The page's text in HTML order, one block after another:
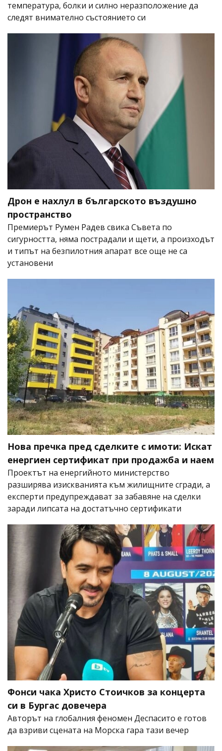
температура, болки и силно неразположение да
следят внимателно състоянието си
Дрон е нахлул в българското въздушно
пространство
Премиерът Румен Радев свика Съвета по
сигурността, няма пострадали и щети, а произходът
и типът на безпилотния апарат все още не са
установени
Нова пречка пред сделките с имоти: Искат
енергиен сертификат при продажба и наем
Проектът на енергийното министерство
разширява изискванията към жилищните сгради, а
експерти предупреждават за забавяне на сделки
заради липсата на достатъчно сертификати
Фонси чака Христо Стоичков за концерта
си в Бургас довечера
Авторът на глобалния феномен Деспасито е готов
да взриви сцената на Морска гара тази вечер